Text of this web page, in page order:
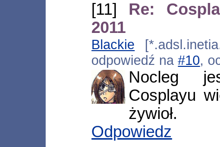
[11] Re:
2011
Blackie
odpowiedź na#10,
Nocleg
Cosplayu
żywioł.
Odpowiedz